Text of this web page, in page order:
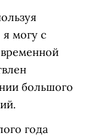
могу с
большого
года